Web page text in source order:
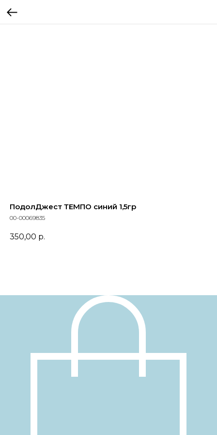
ПодолДжест ТЕМПО синий 1,5гр
00-00069835
350,00 р.